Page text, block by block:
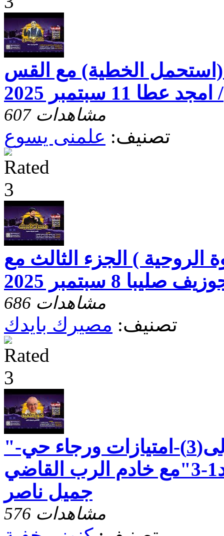
الخطية) مع القس
/ امجد عطا 11 سبتمبر 2025
607 مشاهدات
تصنيف: علمنى يسوع
الروحية ) الجزء الثالث مع
8 سبتمبر 2025
686 مشاهدات
تصنيف: مصيرك بايدك
"رسالة بطرس الاولى(3)-امتيازات ورجاء حي-
الاصحاح الاول الاعداد1-3"مع خادم الرب القاضي
جميل ناصر
576 مشاهدات